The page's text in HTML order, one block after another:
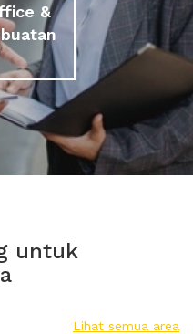
&
untuk
Lihat semua area